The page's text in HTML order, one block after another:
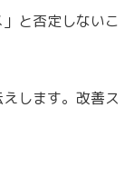
と否定しないこ
します。改善ス